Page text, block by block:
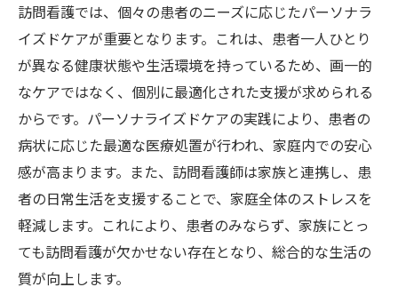
信頼性の高い訪問看護の医療技術とは
訪問看護で提供される医療技術の進化
訪問看護の専門職が持つ技術的スキル
医療技術と訪問看護の信頼構築
訪問看護で体感する医療技術の変革
家族支援が訪問看護で果たす重要な役割
家族に寄り添う訪問看護の支援体制
訪問看護が提供する家族支援の内容
家族支援を通じた訪問看護の効果
訪問看護では、個々の患者のニーズに応じたパーソナラ
イズドケアが重要となります。これは、患者一人ひとり
が異なる健康状態や生活環境を持っているため、画一的
なケアではなく、個別に最適化された支援が求められる
からです。パーソナライズドケアの実践により、患者の
病状に応じた最適な医療処置が行われ、家庭内での安心
感が高まります。また、訪問看護師は家族と連携し、患
者の日常生活を支援することで、家庭全体のストレスを
軽減します。これにより、患者のみならず、家族にとっ
ても訪問看護が欠かせない存在となり、総合的な生活の
質が向上します。